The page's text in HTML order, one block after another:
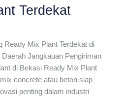
Terdekat
Ready Mix Plant Terdekat di
Jangkauan Pengiriman
di Bekasi Ready Mix Plant
concrete atau beton siap
penting dalam industri